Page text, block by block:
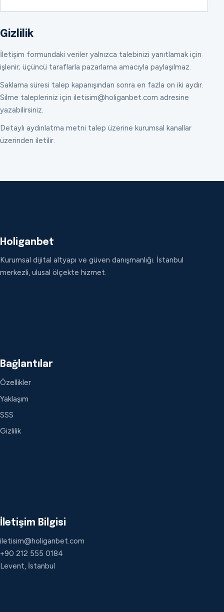
Gizlilik
İletişim formundaki veriler yalnızca talebinizi yanıtlamak için
işlenir; üçüncü taraflarla pazarlama amacıyla paylaşılmaz.
Saklama süresi talep kapanışından sonra en fazla on iki aydır.
Silme talepleriniz için iletisim@holiganbet.com adresine
yazabilirsiniz.
Detaylı aydınlatma metni talep üzerine kurumsal kanallar
üzerinden iletilir.
Holiganbet
Kurumsal dijital altyapı ve güven danışmanlığı. İstanbul
merkezli, ulusal ölçekte hizmet.
Bağlantılar
Özellikler
Yaklaşım
SSS
Gizlilik
İletişim Bilgisi
iletisim@holiganbet.com
+90 212 555 0184
Levent, İstanbul